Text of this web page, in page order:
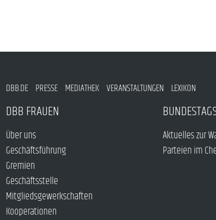
DBB.DE PRESSE MEDIATHEK VERANSTALTUNGEN LEXIKON
DBB FRAUEN
Über uns
Geschäftsführung
Gremien
Geschäftsstelle
Mitgliedsgewerkschaften
Kooperationen
Aktuelles zur
Parteien im